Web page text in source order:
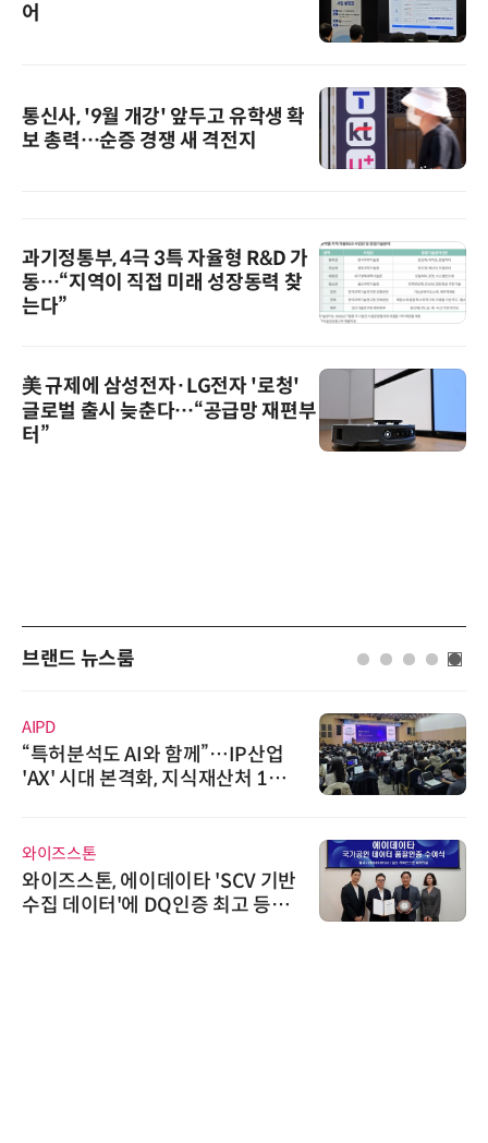
어
통신사, '9월 개강' 앞두고 유학생 확
보 총력…순증 경쟁 새 격전지
과기정통부, 4극 3특 자율형 R&D 가
동…“지역이 직접 미래 성장동력 찾
는다”
美 규제에 삼성전자·LG전자 '로청'
글로벌 출시 늦춘다…“공급망 재편부
터”
브랜드 뉴스룸
AIPD
“특허분석도 AI와 함께”…IP산업
'AX' 시대 본격화, 지식재산처 1호
와이즈스톤
와이즈스톤, 에이데이타 'SCV 기반
수집 데이터'에 DQ인증 최고 등급